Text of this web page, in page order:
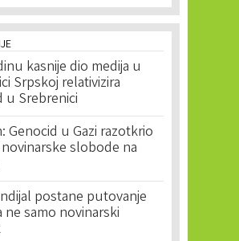
kasnije dio medija u
Srpskoj relativizira
u Srebrenici
Genocid u Gazi razotkrio
slobode na
postane putovanje
ne samo novinarski